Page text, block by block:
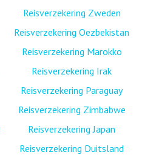
Reisverzekering Zweden
Reisverzekering Oezbekistan
Reisverzekering Marokko
Reisverzekering Irak
Reisverzekering Paraguay
Reisverzekering Zimbabwe
Reisverzekering Japan
Reisverzekering Duitsland